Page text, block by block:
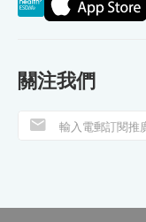
關注我們